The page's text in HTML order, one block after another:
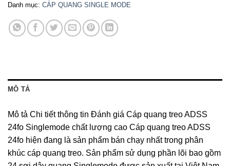
Danh mục: CÁP QUANG SINGLE MODE
MÔ TẢ
Mô tả Chi tiết thông tin Đánh giá Cáp quang treo ADSS
24fo Singlemode chất lượng cao Cáp quang treo ADSS
24fo hiện đang là sản phẩm bán chạy nhất trong phân
khúc cáp quang treo. Sản phẩm sử dụng phần lõi bao gồm